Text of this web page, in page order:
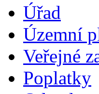
Úřad
Územní
Veřejné
Poplatky